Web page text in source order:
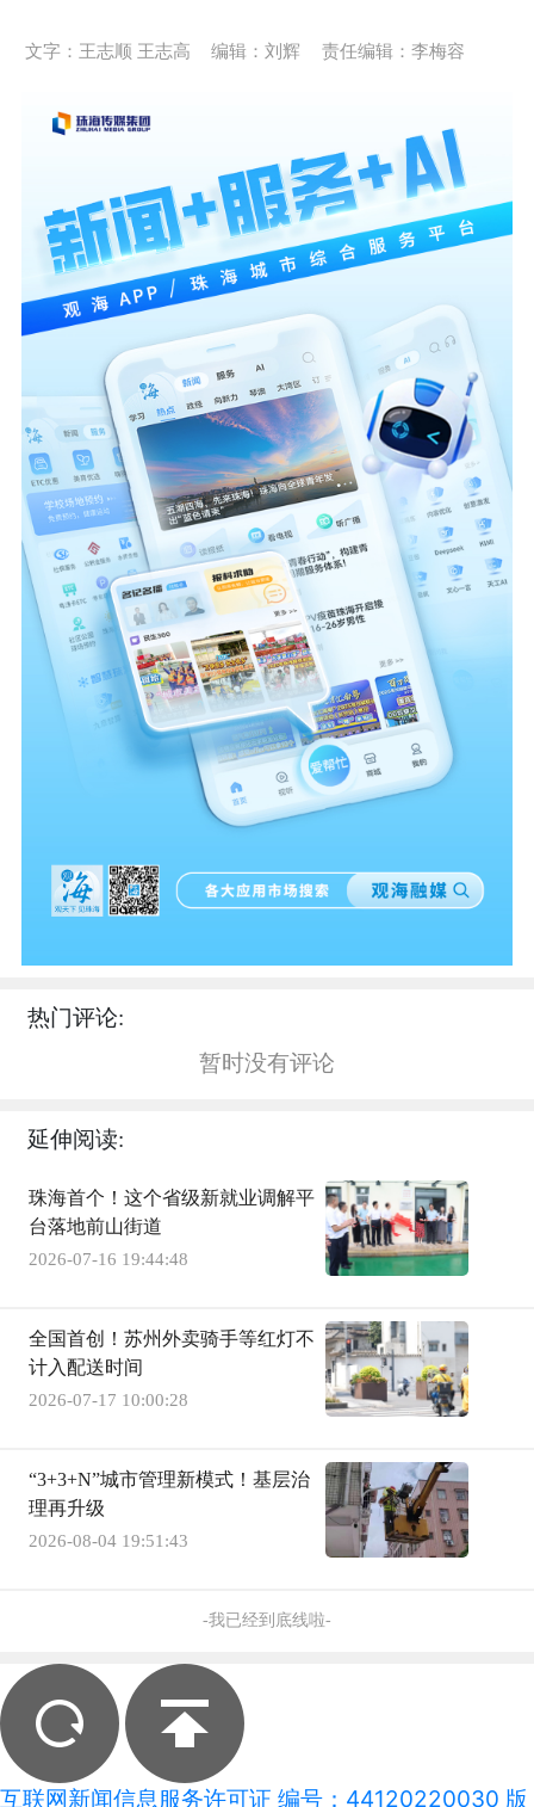
文字：王志顺 王志高 编辑：刘辉 责任编辑：李梅容
热门评论:
暂时没有评论
延伸阅读:
珠海首个！这个省级新就业调解平
台落地前山街道
2026-07-16 19:44:48
全国首创！苏州外卖骑手等红灯不
计入配送时间
2026-07-17 10:00:28
“3+3+N”城市管理新模式！基层治
理再升级
2026-08-04 19:51:43
-我已经到底线啦-
互联网新闻信息服务许可证 编号：44120220030 版